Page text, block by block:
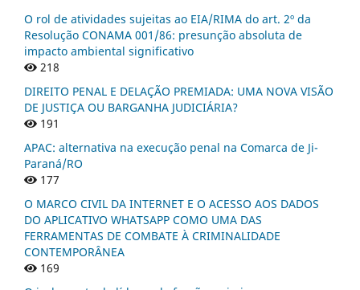
O rol de atividades sujeitas ao EIA/RIMA do art. 2º da
Resolução CONAMA 001/86: presunção absoluta de
impacto ambiental significativo
218
DIREITO PENAL E DELAÇÃO PREMIADA: UMA NOVA VISÃO
DE JUSTIÇA OU BARGANHA JUDICIÁRIA?
191
APAC: alternativa na execução penal na Comarca de Ji-
Paraná/RO
177
O MARCO CIVIL DA INTERNET E O ACESSO AOS DADOS
DO APLICATIVO WHATSAPP COMO UMA DAS
FERRAMENTAS DE COMBATE À CRIMINALIDADE
CONTEMPORÂNEA
169